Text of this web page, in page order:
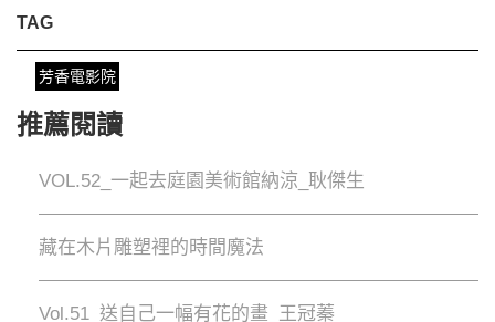
TAG
芳香電影院
推薦閱讀
VOL.52_一起去庭園美術館納涼_耿傑生
藏在木片雕塑裡的時間魔法
Vol.51_送自己一幅有花的畫_王冠蓁